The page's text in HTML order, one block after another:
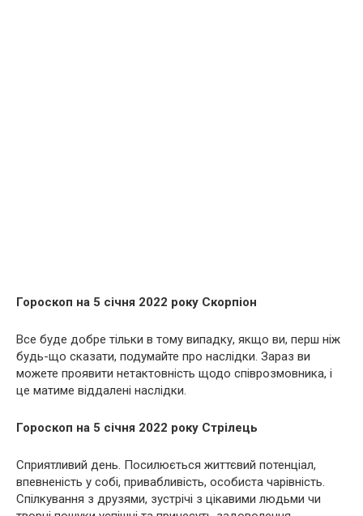
Гороскоп на 5 січня 2022 року Скорпіон
Все буде добре тільки в тому випадку, якщо ви, перш ніж
будь-що сказати, подумайте про наслідки. Зараз ви
можете проявити нетактовність щодо співрозмовника, і
це матиме віддалені наслідки.
Гороскоп на 5 січня 2022 року Стрілець
Сприятливий день. Посилюється життєвий потенціал,
впевненість у собі, привабливість, особиста чарівність.
Спілкування з друзями, зустрічі з цікавими людьми чи